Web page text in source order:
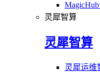
灵犀智算
灵犀智算
灵犀运维